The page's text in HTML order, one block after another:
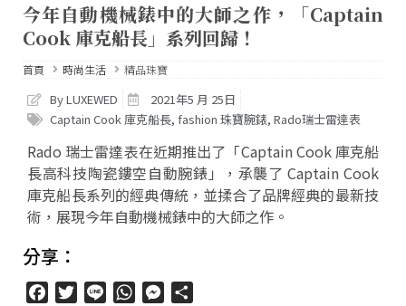
今年自動機械錶中的大師之作，「Captain
Cook 庫克船長」系列回歸！
首頁 時尚生活 精品珠寶
By LUXEWED
2021年5 月 25日
Captain Cook 庫克船長, fashion 珠寶腕錶, Rado瑞士雷達表
Rado 瑞士雷達表在近期推出了「Captain Cook 庫克船
長高科技陶瓷鏤空自動腕錶」，承襲了 Captain Cook
庫克船長系列的經典傳統，並揉合了品牌經典的最新技
術，展現今年自動機械錶中的大師之作。
分享：
FacebookTwitter
Line WhatsAppMessenger